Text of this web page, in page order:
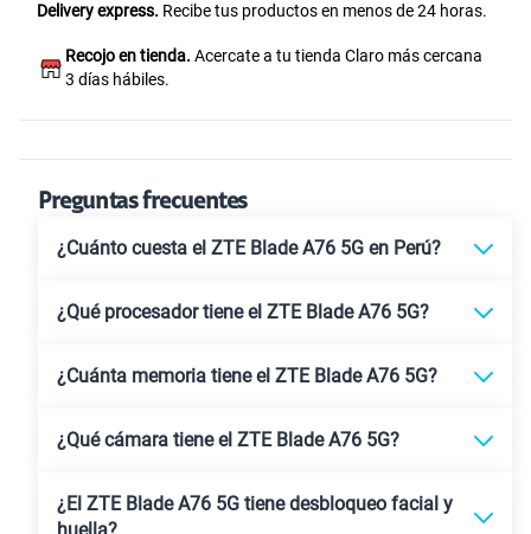
Delivery express. Recibe tus productos en menos de 24 horas.
Recojo en tienda. Acercate a tu tienda Claro más cercana
3 días hábiles.
Preguntas frecuentes
¿Cuánto cuesta el ZTE Blade A76 5G en Perú?
¿Qué procesador tiene el ZTE Blade A76 5G?
¿Cuánta memoria tiene el ZTE Blade A76 5G?
¿Qué cámara tiene el ZTE Blade A76 5G?
¿El ZTE Blade A76 5G tiene desbloqueo facial y